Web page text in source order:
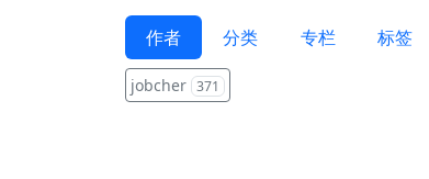
作者 分类 专栏 标签
jobcher 371